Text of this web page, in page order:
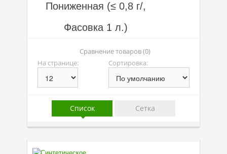
Линейка масел Optimal
Присадки
Присадки в системы охлаждения
Присадки в топливо
Автокосметика
Пониженная (≤ 0,8 г/,
Фасовка 1 л.)
Сравнение товаров (0)
На странице:
Сортировка:
Список Сетка